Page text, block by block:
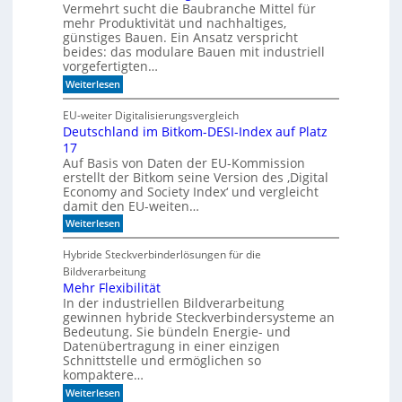
S
c
h
i
e
n
e
n
s
c
h
l
i
f
f
i
m
A
k
s
i
k
p
a
n
e
l
Vermehrt sucht die Baubranche Mittel für
mehr Produktivität und nachhaltiges,
günstiges Bauen. Ein Ansatz verspricht
beides: das modulare Bauen mit industriell
vorgefertigten…
Weiterlesen:
H
u
t
s
c
h
o
n
a
n
o
r
g
e
n
b
a
u
e
n
EU-weiter Digitalisierungsvergleich
Deutschland im Bitkom-DESI-Index auf Platz
17
Auf Basis von Daten der EU-Kommission
erstellt der Bitkom seine Version des ‚Digital
Economy and Society Index‘ und vergleicht
damit den EU-weiten…
Weiterlesen:
D
u
t
s
c
h
l
a
n
d
i
m
B
Hybride Steckverbinderlösungen für die
Bildverarbeitung
Mehr Flexibilität
In der industriellen Bildverarbeitung
gewinnen hybride Steckverbindersysteme an
Bedeutung. Sie bündeln Energie- und
Datenübertragung in einer einzigen
Schnittstelle und ermöglichen so
kompaktere…
Weiterlesen: